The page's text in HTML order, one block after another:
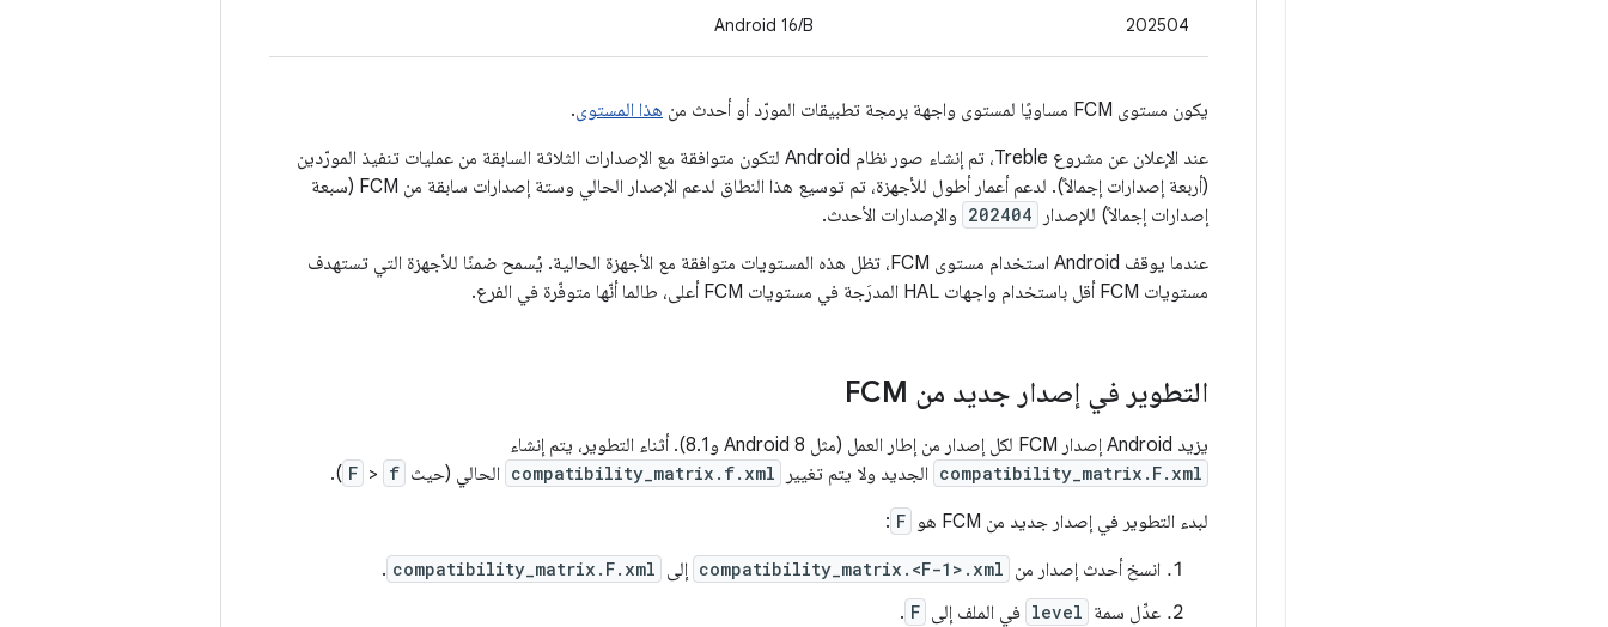
202504
Android 16/B
يكون مستوى FCM مساويًا لمستوى واجهة برمجة تطبيقات المورّد أو أحدث من هذا المستوى.
عند الإعلان عن مشروع Treble، تم إنشاء صور نظام Android لتكون متوافقة مع الإصدارات الثلاثة السابقة من عمليات تنفيذ المورّدين
(أربعة إصدارات إجمالاً). لدعم أعمار أطول للأجهزة، تم توسيع هذا النطاق لدعم الإصدار الحالي وستة إصدارات سابقة من FCM (سبعة
إصدارات إجمالاً) للإصدار
202404 والإصدارات الأحدث.
عندما يوقف Android استخدام مستوى FCM، تظل هذه المستويات متوافقة مع الأجهزة الحالية. يُسمح ضمنًا للأجهزة التي تستهدف
مستويات FCM أقل باستخدام واجهات HAL المدرَجة في مستويات FCM أعلى، طالما أنّها متوفّرة في الفرع.
التطوير في إصدار جديد من FCM
يزيد Android إصدار FCM لكل إصدار من إطار العمل (مثل Android 8 و8.1). أثناء التطوير، يتم إنشاء
compatibility_matrix.F.xml الجديد ولا يتم تغيير compatibility_matrix.f.xml الحالي (حيث f
<
F
).
لبدء التطوير في إصدار جديد من FCM هو
F
:
انسخ أحدث إصدار من compatibility_matrix.<F-1>.xml إلى compatibility_matrix.F.xml
.
عدِّل سمة level في الملف إلى F
.